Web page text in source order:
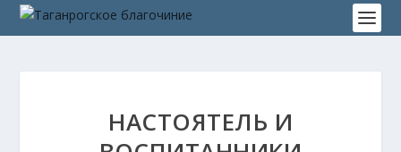
НАСТОЯТЕЛЬ И